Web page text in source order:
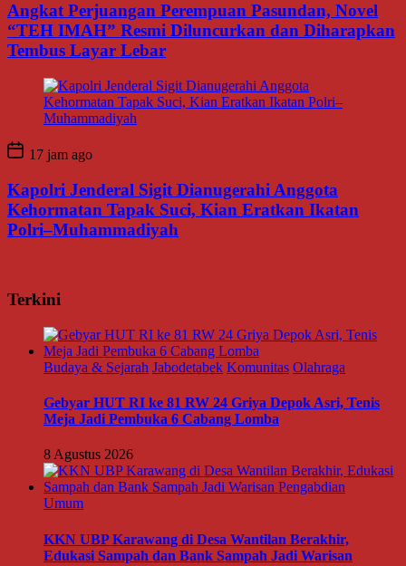
Angkat Perjuangan Perempuan Pasundan, Novel
“TEH IMAH” Resmi Diluncurkan dan Diharapkan
Tembus Layar Lebar
17 jam ago
Kapolri Jenderal Sigit Dianugerahi Anggota
Kehormatan Tapak Suci, Kian Eratkan Ikatan
Polri–Muhammadiyah
Terkini
Budaya & Sejarah Jabodetabek Komunitas Olahraga
Gebyar HUT RI ke 81 RW 24 Griya Depok Asri, Tenis
Meja Jadi Pembuka 6 Cabang Lomba
8 Agustus 2026
Umum
KKN UBP Karawang di Desa Wantilan Berakhir,
Edukasi Sampah dan Bank Sampah Jadi Warisan